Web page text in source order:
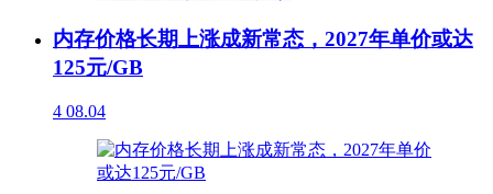
内存价格长期上涨成新常态，2027年单价或达
125元/GB
4 08.04